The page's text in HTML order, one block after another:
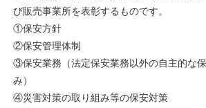
び販売事業所を表彰するものです。
①保安方針
②保安管理体制
③保安業務（法定保安業務以外の自主的な
み）
④災害対策の取り組み等の保安対策